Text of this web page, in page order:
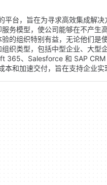
平台，旨在为寻求高效集成解决
务模型，使公司能够在不产生
的组织特别有益，无论他们是
织类型，包括中型企业、大型
365、Salesforce 和 SAP CRM
本和加速交付，旨在支持企业实